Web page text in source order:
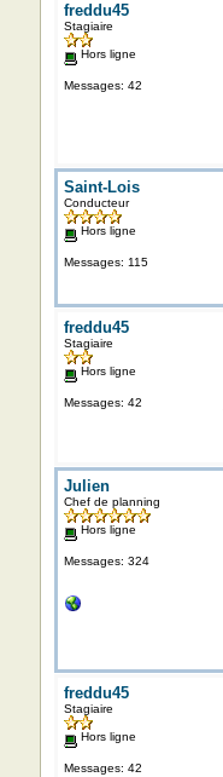
freddu45
Stagiaire
Hors ligne
Messages: 42
Saint-Lois
Conducteur
Hors ligne
Messages: 115
freddu45
Stagiaire
Hors ligne
Messages: 42
Julien
Chef de planning
Hors ligne
Messages: 324
freddu45
Stagiaire
Hors ligne
Messages: 42